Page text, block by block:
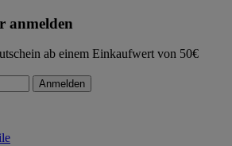
anmelden
ab einem Einkaufwert von 50€
Anmelden